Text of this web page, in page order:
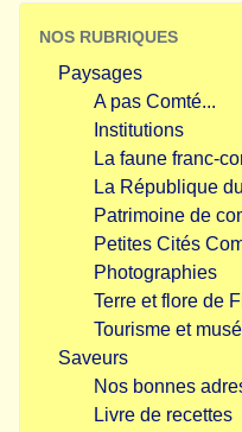
NOS RUBRIQUES
Paysages
A pas Comté...
Institutions
La faune franc-
La République
Patrimoine de
Petites Cités
Photographies
Terre et flore de
Tourisme et
Saveurs
Nos bonnes
Livre de recettes